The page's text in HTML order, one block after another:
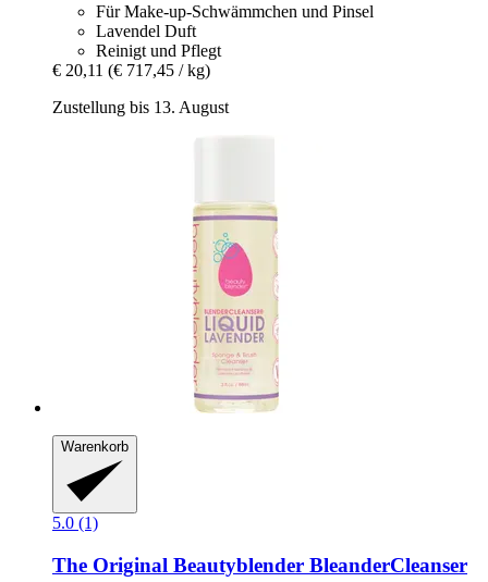
Für Make-up-Schwämmchen und Pinsel
Lavendel Duft
Reinigt und Pflegt
€ 20,11 (€ 717,45 / kg)
Zustellung bis 13. August
Warenkorb
5.0 (1)
The Original Beautyblender BleanderCleanser